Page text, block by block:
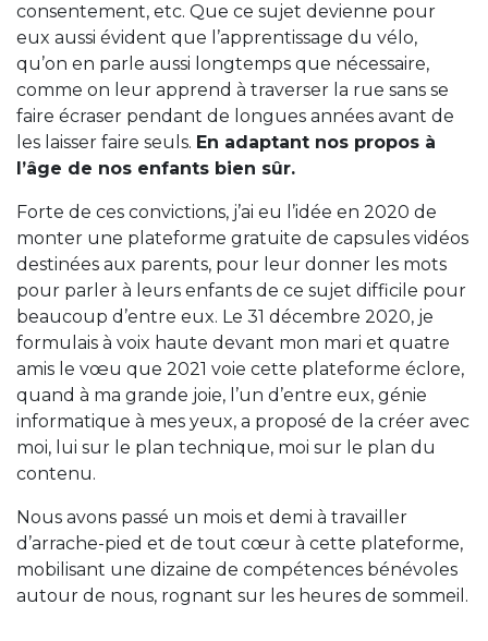
consentement, etc. Que ce sujet devienne pour
eux aussi évident que l’apprentissage du vélo,
qu’on en parle aussi longtemps que nécessaire,
comme on leur apprend à traverser la rue sans se
faire écraser pendant de longues années avant de
les laisser faire seuls. En adaptant nos propos à
l’âge de nos enfants bien sûr.
Forte de ces convictions, j’ai eu l’idée en 2020 de
monter une plateforme gratuite de capsules vidéos
destinées aux parents, pour leur donner les mots
pour parler à leurs enfants de ce sujet difficile pour
beaucoup d’entre eux. Le 31 décembre 2020, je
formulais à voix haute devant mon mari et quatre
amis le vœu que 2021 voie cette plateforme éclore,
quand à ma grande joie, l’un d’entre eux, génie
informatique à mes yeux, a proposé de la créer avec
moi, lui sur le plan technique, moi sur le plan du
contenu.
Nous avons passé un mois et demi à travailler
d’arrache-pied et de tout cœur à cette plateforme,
mobilisant une dizaine de compétences bénévoles
autour de nous, rognant sur les heures de sommeil.